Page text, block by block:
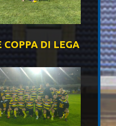
COPPA DI LEGA